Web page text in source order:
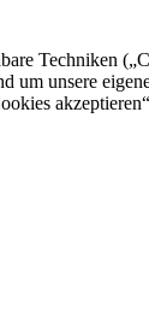
Techniken
um unsere